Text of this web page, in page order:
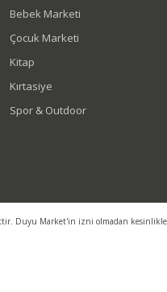
Bebek Marketi
Çocuk Marketi
Kitap
Kırtasiye
Spor & Outdoor
Duyu Market'in izni olmadan kesinlikle